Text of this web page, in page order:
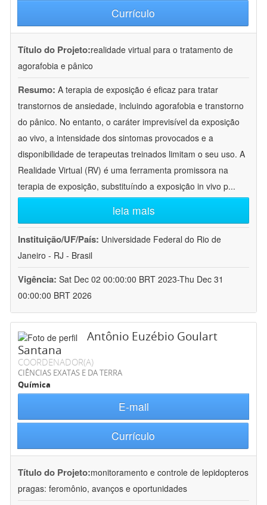
Currículo
Título do Projeto:realidade virtual para o tratamento de
agorafobia e pânico
Resumo: A terapia de exposição é eficaz para tratar
transtornos de ansiedade, incluindo agorafobia e transtorno
do pânico. No entanto, o caráter imprevisível da exposição
ao vivo, a intensidade dos sintomas provocados e a
disponibilidade de terapeutas treinados limitam o seu uso. A
Realidade Virtual (RV) é uma ferramenta promissora na
terapia de exposição, substituíndo a exposição in vivo p...
leia mais
Instituição/UF/País: Universidade Federal do Rio de
Janeiro - RJ - Brasil
Vigência: Sat Dec 02 00:00:00 BRT 2023-Thu Dec 31
00:00:00 BRT 2026
Antônio Euzébio Goulart
Santana
COORDENADOR(A)
CIÊNCIAS EXATAS E DA TERRA
Química
E-mail
Currículo
Título do Projeto:monitoramento e controle de lepidopteros
pragas: feromônio, avanços e oportunidades